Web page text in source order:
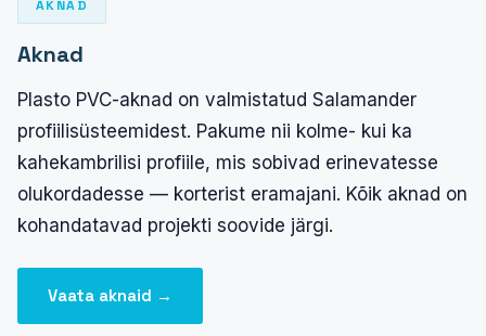
AKNAD
Aknad
Plasto PVC-aknad on valmistatud Salamander
profiilisüsteemidest. Pakume nii kolme- kui ka
kahekambrilisi profiile, mis sobivad erinevatesse
olukordadesse — korterist eramajani. Kõik aknad on
kohandatavad projekti soovide järgi.
Vaata aknaid →